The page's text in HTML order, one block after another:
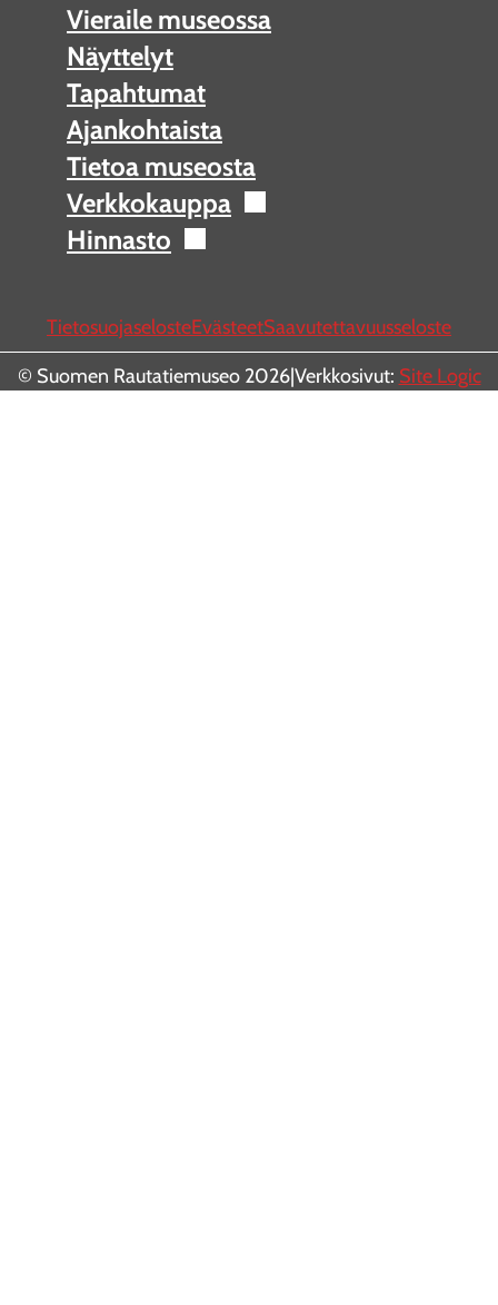
Vieraile museossa
Näyttelyt
Tapahtumat
Ajankohtaista
Tietoa museosta
Verkkokauppa
Hinnasto
TietosuojaselosteEvästeetSaavutettavuusseloste
© Suomen Rautatiemuseo 2026|Verkkosivut: Site Logic